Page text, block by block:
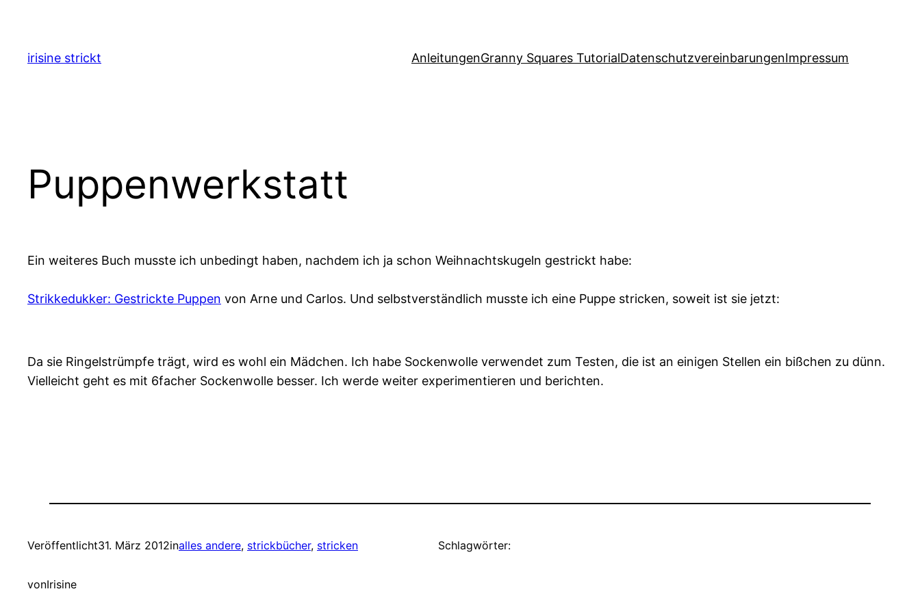
springen
irisine strickt AnleitungenGranny Squares TutorialDatenschutzvereinbarungenImpressum
Puppenwerkstatt
Ein weiteres Buch musste ich unbedingt haben, nachdem ich ja schon Weihnachtskugeln gestrickt habe:
Strikkedukker: Gestrickte Puppen von Arne und Carlos. Und selbstverständlich musste ich eine Puppe stricken, soweit ist sie jetzt:
Da sie Ringelstrümpfe trägt, wird es wohl ein Mädchen. Ich habe Sockenwolle verwendet zum Testen, die ist an einigen Stellen ein bißchen zu dünn.
Vielleicht geht es mit 6facher Sockenwolle besser. Ich werde weiter experimentieren und berichten.
Veröffentlicht31. März 2012inalles andere, strickbücher, stricken
vonIrisine
Schlagwörter: